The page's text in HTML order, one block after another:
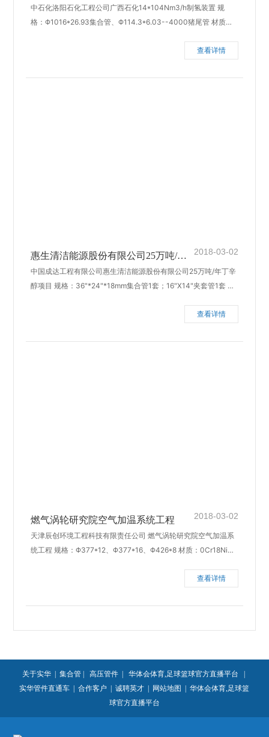
04Nm3/h制氢装置
中石化洛阳石化工程公司广西石化14*104Nm3/h制氢装置 规
格：Φ1016*26.93集合管、Φ114.3*6.03--4000猪尾管 材质：1
查看详情
惠生清洁能源股份有限公司25万吨/年
丁辛醇项目
2018-03-02
中国成达工程有限公司惠生清洁能源股份有限公司25万吨/年丁辛
醇项目 规格：36"*24"*18mm集合管1套；16"X14"夹套管1套 材
查看详情
燃气涡轮研究院空气加温系统工程 2018-03-02
天津辰创环境工程科技有限责任公司 燃气涡轮研究院空气加温系
统工程 规格：Φ377*12、Φ377*16、Φ426*8 材质：0Cr18Ni
查看详情
关于实华| 集合管| 高压管件| 华体会体育,足球篮球官方直播平台
实华管件直通车 |合作客户 |诚聘英才 网站地图 |华体会体育,足球篮
球官方直播平台